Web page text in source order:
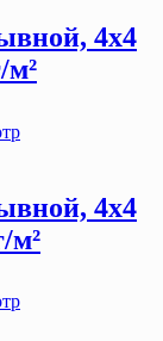
4х4
м²
4х4
м²